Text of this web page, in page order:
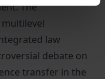
The
law
debate on
transfer in the